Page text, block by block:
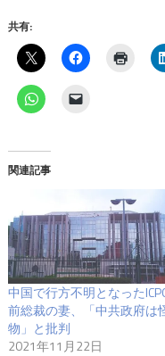
共有:
関連記事
中国で行方不明となった
前総裁の妻、「中共政府は
物」と批判
2021年11月22日